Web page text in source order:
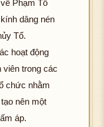
Phạm Tổ
dâng nén
Tổ.
hoạt động
viên trong các
chức nhằm
nên một
áp.